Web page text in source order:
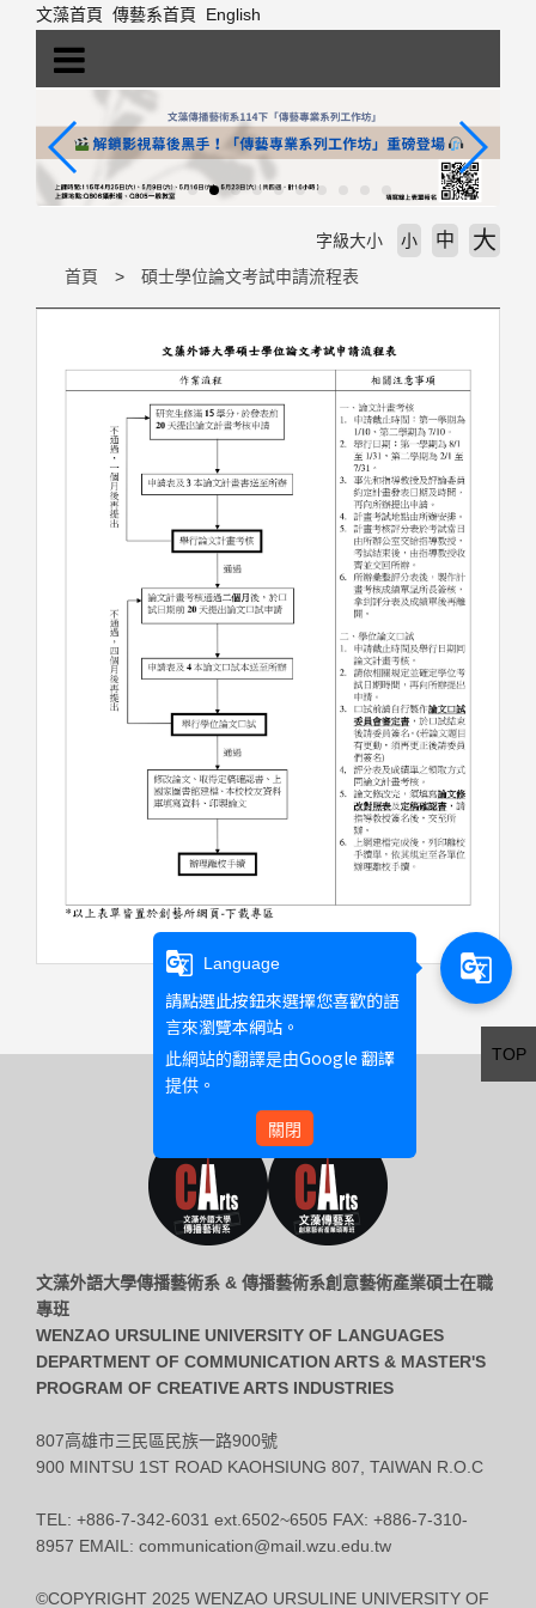
文藻首頁 傳藝系首頁 English
首頁 碩士學位論文考試申請流程表
字級大小 小 中 大
文藻外語大學傳播藝術系 & 傳播藝術系創意藝術產業碩士在職
專班
WENZAO URSULINE UNIVERSITY OF LANGUAGES
DEPARTMENT OF COMMUNICATION ARTS & MASTER'S
PROGRAM OF CREATIVE ARTS INDUSTRIES
807高雄市三民區民族一路900號
900 MINTSU 1ST ROAD KAOHSIUNG 807, TAIWAN R.O.C
TEL: +886-7-342-6031 ext.6502~6505 FAX: +886-7-310-
8957 EMAIL: communication@mail.wzu.edu.tw
©COPYRIGHT 2025 WENZAO URSULINE UNIVERSITY OF
TOP
g_translate Language
請點選此按鈕來選擇您喜歡的語
言來瀏覽本網站。
此網站的翻譯是由Google 翻譯
提供。
關閉
g_translate